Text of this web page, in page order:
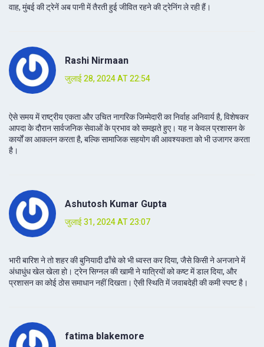
वाह, मुंबई की ट्रेनें अब पानी में तैरती हुई जीवित रहने की ट्रेनिंग ले रही हैं।
Rashi Nirmaan
जुलाई 28, 2024 AT 22:54
ऐसे समय में राष्ट्रीय एकता और उचित नागरिक जिम्मेदारी का निर्वाह अनिवार्य है, विशेषकर
आपदा के दौरान सार्वजनिक सेवाओं के प्रभाव को समझते हुए। यह न केवल प्रशासन के
कार्यों का आकलन करता है, बल्कि सामाजिक सहयोग की आवश्यकता को भी उजागर करता
है।
Ashutosh Kumar Gupta
जुलाई 31, 2024 AT 23:07
भारी बारिश ने तो शहर की बुनियादी ढाँचे को भी ध्वस्त कर दिया, जैसे किसी ने अनजाने में
अंधाधुंध खेल खेला हो। ट्रेन सिग्नल की खामी ने यात्रियों को कष्ट में डाल दिया, और
प्रशासन का कोई ठोस समाधान नहीं दिखता। ऐसी स्थिति में जवाबदेही की कमी स्पष्ट है।
fatima blakemore